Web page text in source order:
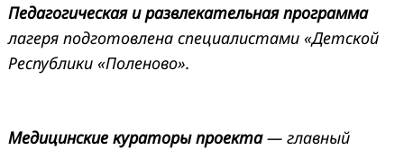
Педагогическая и развлекательная программа
лагеря подготовлена специалистами «Детской
Республики «Поленово».
Медицинские кураторы проекта— главный